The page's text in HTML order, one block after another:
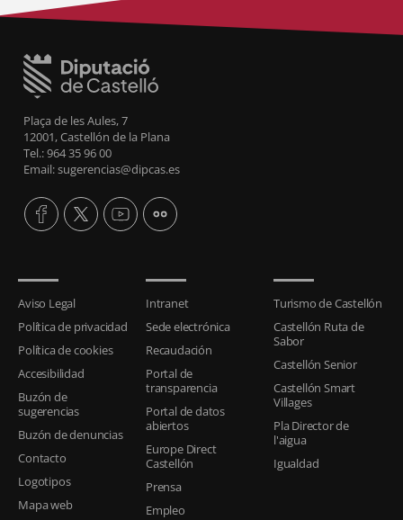
Plaça de les Aules, 7
12001, Castellón de la Plana
Tel.: 964 35 96 00
Email: sugerencias@dipcas.es
Aviso Legal
Política de privacidad
Política de cookies
Accesibilidad
Buzón de
sugerencias
Buzón de denuncias
Contacto
Logotipos
Mapa web
Intranet
Sede electrónica
Recaudación
Portal de
transparencia
Portal de datos
abiertos
Europe Direct
Castellón
Prensa
Empleo
Turismo de Castellón
Castellón Ruta de
Sabor
Castellón Senior
Castellón Smart
Villages
Pla Director de
l'aigua
Igualdad